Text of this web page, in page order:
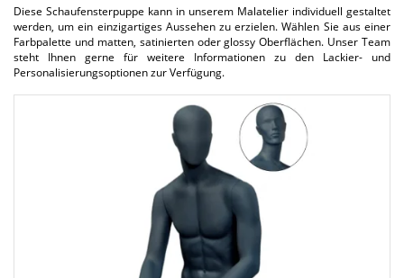
Diese Schaufensterpuppe kann in unserem Malatelier individuell gestaltet
werden, um ein einzigartiges Aussehen zu erzielen. Wählen Sie aus einer
Farbpalette und matten, satinierten oder glossy Oberflächen. Unser Team
steht Ihnen gerne für weitere Informationen zu den Lackier- und
Personalisierungsoptionen zur Verfügung.